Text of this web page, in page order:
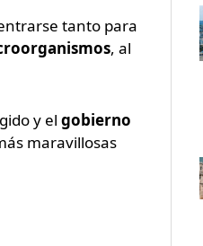
tanto para
, al
y el gobierno
maravillosas